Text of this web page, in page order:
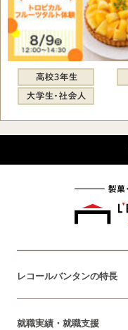
レコールバンタンの特長
就職実績・就職支援